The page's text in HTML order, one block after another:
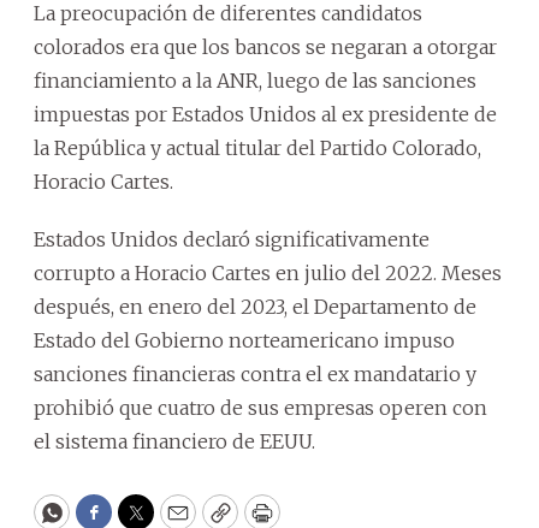
La preocupación de diferentes candidatos
colorados era que los bancos se negaran a otorgar
financiamiento a la ANR, luego de las sanciones
impuestas por Estados Unidos al ex presidente de
la República y actual titular del Partido Colorado,
Horacio Cartes.
Estados Unidos declaró significativamente
corrupto a Horacio Cartes en julio del 2022. Meses
después, en enero del 2023, el Departamento de
Estado del Gobierno norteamericano impuso
sanciones financieras contra el ex mandatario y
prohibió que cuatro de sus empresas operen con
el sistema financiero de EEUU.